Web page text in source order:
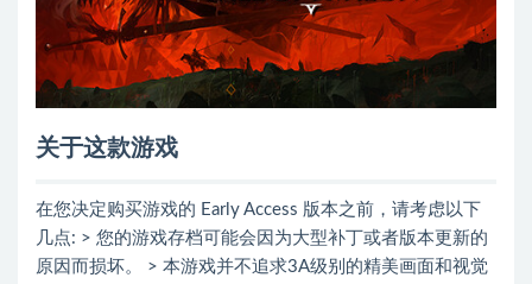
关于这款游戏
在您决定购买游戏的 Early Access 版本之前，请考虑以下
几点: > 您的游戏存档可能会因为大型补丁或者版本更新的
原因而损坏。 > 本游戏并不追求3A级别的精美画面和视觉